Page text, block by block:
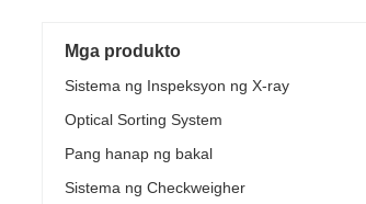
Mga produkto
Sistema ng Inspeksyon ng X-ray
Optical Sorting System
Pang hanap ng bakal
Sistema ng Checkweigher